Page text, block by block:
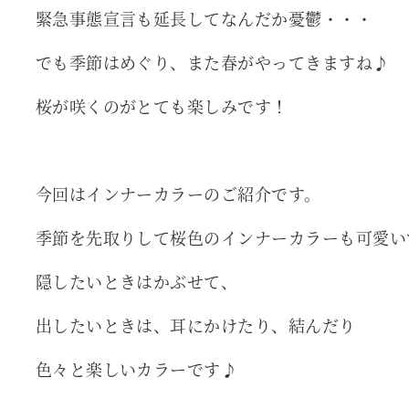
緊急事態宣言も延長してなんだか憂鬱・・・
でも季節はめぐり、また春がやってきますね♪
桜が咲くのがとても楽しみです！
今回はインナーカラーのご紹介です。
季節を先取りして桜色のインナーカラーも可愛
隠したいときはかぶせて、
出したいときは、耳にかけたり、結んだり
色々と楽しいカラーです♪